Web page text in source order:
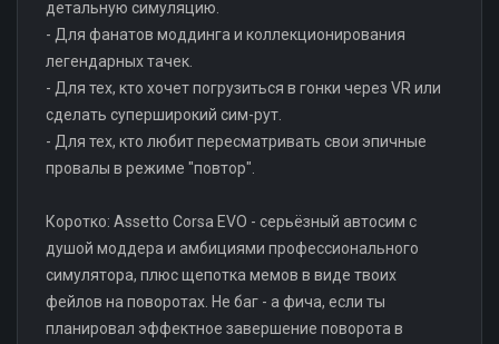
детальную симуляцию.
- Для фанатов моддинга и коллекционирования
легендарных тачек.
- Для тех, кто хочет погрузиться в гонки через VR или
сделать суперширокий сим-рут.
- Для тех, кто любит пересматривать свои эпичные
провалы в режиме "повтор".
Коротко: Assetto Corsa EVO - серьёзный автосим с
душой моддера и амбициями профессионального
симулятора, плюс щепотка мемов в виде твоих
фейлов на поворотах. Не баг - а фича, если ты
планировал эффектное завершение поворота в